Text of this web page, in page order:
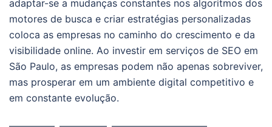
adaptar-se a mudanças constantes nos algoritmos dos
motores de busca e criar estratégias personalizadas
coloca as empresas no caminho do crescimento e da
visibilidade online. Ao investir em serviços de SEO em
São Paulo, as empresas podem não apenas sobreviver,
mas prosperar em um ambiente digital competitivo e
em constante evolução.